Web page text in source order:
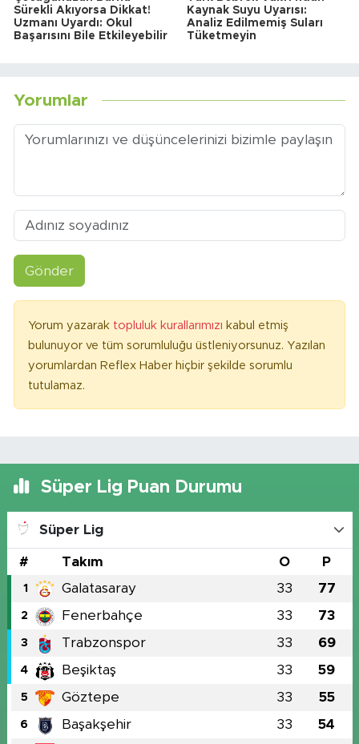
Sürekli Akıyorsa Dikkat!
Uzmanı Uyardı: Okul
Başarısını Bile Etkileyebilir
Kaynak Suyu Uyarısı:
Analiz Edilmemiş Suları
Tüketmeyin
Yorumlar
Gönder
Yorum yazarak topluluk kurallarımızı kabul etmiş
bulunuyor ve tüm sorumluluğu üstleniyorsunuz. Yazılan
yorumlardan Reflex Haber hiçbir şekilde sorumlu
tutulamaz.
Süper Lig Puan Durumu
Süper Lig
# Takım O P
1 Galatasaray 33 77
2 Fenerbahçe 33 73
3 Trabzonspor 33 69
4 Beşiktaş 33 59
5 Göztepe 33 55
6 Başakşehir 33 54